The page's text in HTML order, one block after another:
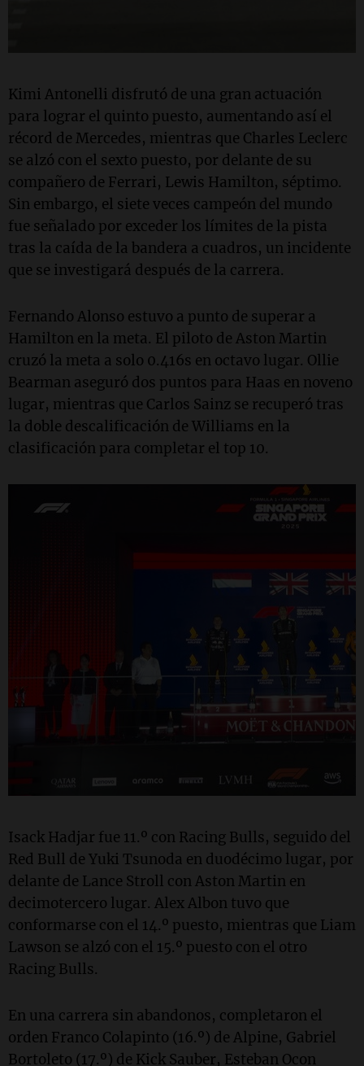
Kimi Antonelli disfrutó de una gran actuación
para lograr el quinto puesto, aumentando así el
récord de Mercedes, mientras que Charles Leclerc
se alzó con el sexto puesto, por delante de su
compañero de Ferrari, Lewis Hamilton, séptimo.
Sin embargo, el siete veces campeón del mundo
fue señalado por exceder los límites de la pista
tras la caída de la bandera a cuadros, un incidente
que se investigará después de la carrera.
Fernando Alonso estuvo a punto de superar a
Hamilton en la meta. El piloto de Aston Martin
cruzó la meta a solo 0.416s en octavo lugar. Ollie
Bearman aseguró dos puntos para Haas en noveno
lugar, mientras que Carlos Sainz se recuperó tras
la doble descalificación de Williams en la
clasificación para completar el top 10.
Isack Hadjar fue 11.º con Racing Bulls, seguido del
Red Bull de Yuki Tsunoda en duodécimo lugar, por
delante de Lance Stroll con Aston Martin en
decimotercero lugar. Alex Albon tuvo que
conformarse con el 14.º puesto, mientras que Liam
Lawson se alzó con el 15.º puesto con el otro
Racing Bulls.
En una carrera sin abandonos, completaron el
orden Franco Colapinto (16.º) de Alpine, Gabriel
Bortoleto (17.º) de Kick Sauber, Esteban Ocon